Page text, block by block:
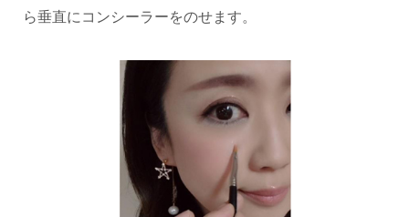
ら垂直にコンシーラーをのせます。